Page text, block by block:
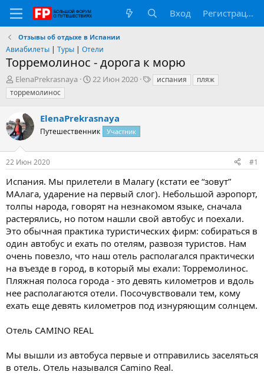
Вход Регистрация
Отзывы об отдыхе в Испании
Авиабилеты | Туры | Отели
Торремолинос - дорога к морю
А
в
т
р
т
е
м
ы
ElenaPrekrasnaya
Д
н
а
а
22 Июн 2020
Тиспания
пляж
торремолинос
ElenaPrekrasnaya
Путешественник Участник
22 Июн 2020 #1
Испания. Мы прилетели в Малагу (кстати ее “зовут”
МАлага, ударение на первый слог). Небольшой аэропорт,
толпы народа, говорят на незнакомом языке, сначала
растерялись, но потом нашли свой автобус и поехали.
Это обычная практика туристических фирм: собираться в
один автобус и ехать по отелям, развозя туристов. Нам
очень повезло, что наш отель располагался практически
на въезде в город, в который мы ехали: Торремолинос.
Пляжная полоса города - это девять километров и вдоль
нее располагаются отели. Посочувствовали тем, кому
ехать еще девять километров под изнуряющим солнцем.
Отель CAMINO REAL
Мы вышли из автобуса первые и отправились заселяться
в отель. Отель назывался Camino Real.